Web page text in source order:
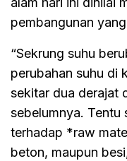
pembangunan
“Sekrung suhu
perubahan suhu di
sekitar dua derajat
sebelumnya. Tentu
terhadap *raw
beton, maupun